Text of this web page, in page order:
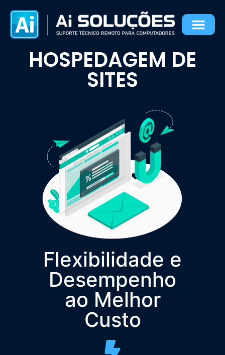
Hospedagem de Sites
HOSPEDAGEM DE
SITES
Flexibilidade e
Desempenho
ao Melhor
Custo